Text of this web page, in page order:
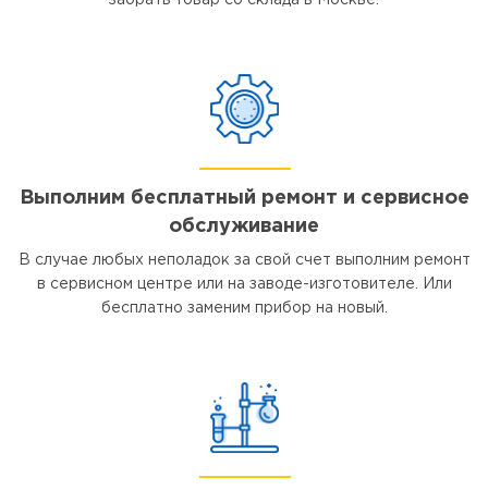
Выполним бесплатный ремонт и сервисное
обслуживание
В случае любых неполадок за свой счет выполним ремонт
в сервисном центре или на заводе-изготовителе. Или
бесплатно заменим прибор на новый.